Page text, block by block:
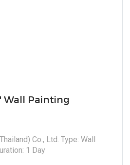
Wall Painting
Co., Ltd. Type: Wall
1 Day